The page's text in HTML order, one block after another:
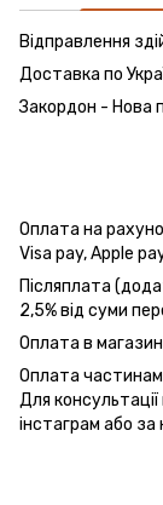
Відправлення
Доставка по
Закордон - Нова
Оплата на
Visa pay, Apple
Післяплата
2,5% від суми
Оплата в
Оплата
Для
інстаграм або